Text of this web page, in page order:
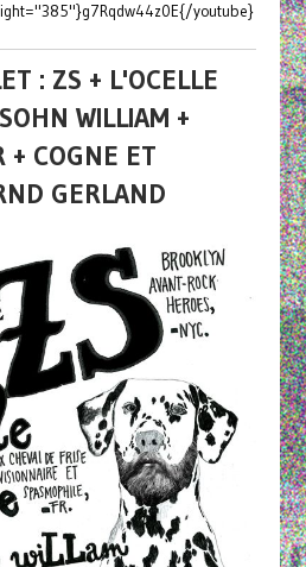
youtube}
: ZS + L'OCELLE
WILLIAM +
+ COGNE ET
GERLAND